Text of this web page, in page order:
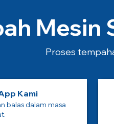
Mesin
Proses
Kami
balas dalam masa